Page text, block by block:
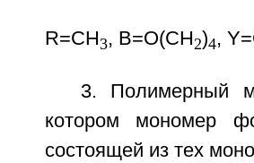
R=СН3, В=O(СН2)4,
3. Полимерный
котором мономер
состоящей из тех